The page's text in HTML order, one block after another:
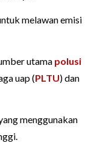
melawan emisi
utama polusi
uap (PLTU) dan
menggunakan